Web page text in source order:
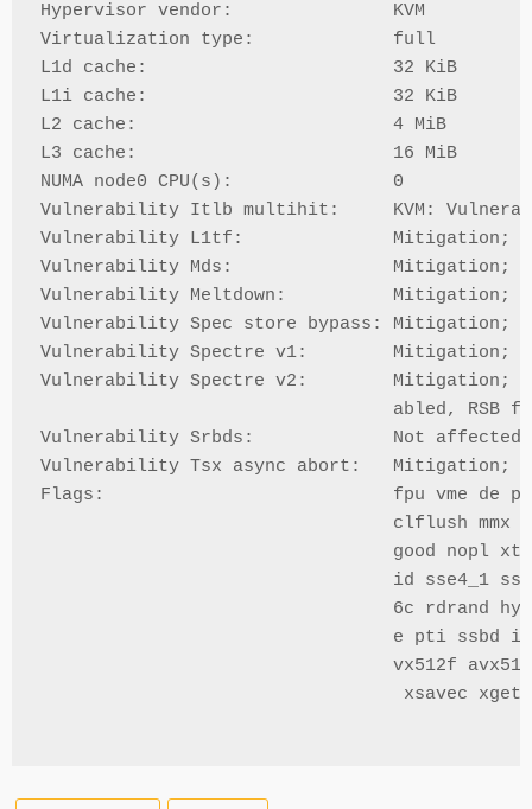
Hypervisor vendor:               KVM
Virtualization type:             full
L1d cache:                       32 KiB
L1i cache:                       32 KiB
L2 cache:                        4 MiB
L3 cache:                        16 MiB
NUMA node0 CPU(s):               0
Vulnerability Itlb multihit:     KVM:
Vulnerability L1tf:              Mitigation;
Vulnerability Mds:               Mitigation;
Vulnerability Meltdown:          Mitigation;
Vulnerability Spec store bypass: Mitigation;
Vulnerability Spectre v1:        Mitigation;
Vulnerability Spectre v2:        Mitigation;
abled, RSB
Vulnerability Srbds:             Not affected
Vulnerability Tsx async abort:   Mitigation;
Flags:                           fpu vme de pse tsc
clflush mmx
good nopl
id sse4_1
6c rdrand
e pti ssbd
vx512f
xsavec